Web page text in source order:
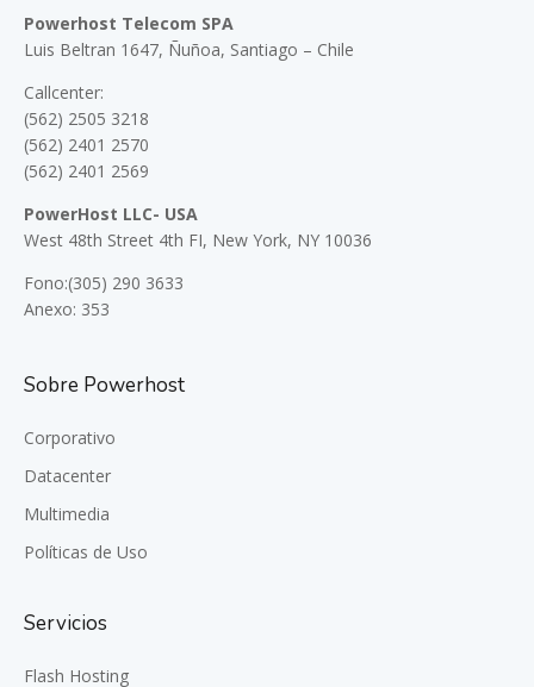
Powerhost Telecom SPA
Luis Beltran 1647, Ñuñoa, Santiago – Chile
Callcenter:
(562) 2505 3218
(562) 2401 2570
(562) 2401 2569
PowerHost LLC- USA
West 48th Street 4th FI, New York, NY 10036
Fono:(305) 290 3633
Anexo: 353
Sobre Powerhost
Corporativo
Datacenter
Multimedia
Políticas de Uso
Servicios
Flash Hosting